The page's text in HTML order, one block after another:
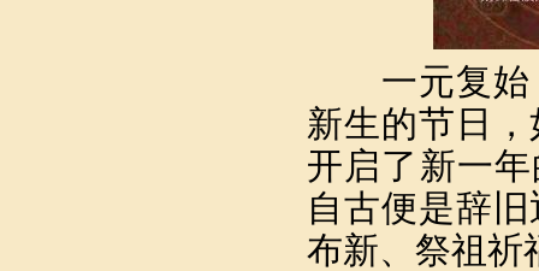
一元复始，
新生的节日
开启了新一
自古便是辞
布新、祭祖祈